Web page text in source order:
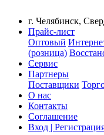
г. Челябинск,
Прайс-лист
Оптовый
(розница)
Сервис
Партнеры
Поставщики
О нас
Контакты
Соглашение
Вход |